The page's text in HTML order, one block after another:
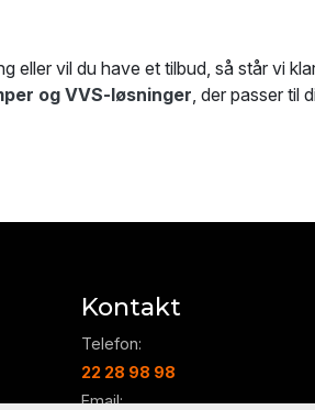
eller vil du have et tilbud, så står vi
og VVS-løsninger, der passer til
Kontakt
Telefon:
22 28 98 98
Email: